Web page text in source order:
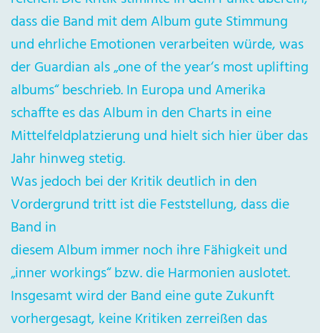
dass die Band mit dem Album gute Stimmung
und ehrliche Emotionen verarbeiten würde, was
der Guardian als „one of the year‘s most uplifting
albums“ beschrieb. In Europa und Amerika
schaffte es das Album in den Charts in eine
Mittelfeldplatzierung und hielt sich hier über das
Jahr hinweg stetig.
Was jedoch bei der Kritik deutlich in den
Vordergrund tritt ist die Feststellung, dass die
Band in
diesem Album immer noch ihre Fähigkeit und
„inner workings“ bzw. die Harmonien auslotet.
Insgesamt wird der Band eine gute Zukunft
vorhergesagt, keine Kritiken zerreißen das